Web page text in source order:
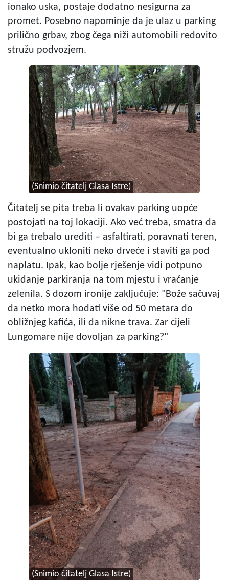
ionako uska, postaje dodatno nesigurna za
promet. Posebno napominje da je ulaz u parking
prilično grbav, zbog čega niži automobili redovito
stružu podvozjem.
(Snimio čitatelj Glasa Istre)
Čitatelj se pita treba li ovakav parking uopće
postojati na toj lokaciji. Ako već treba, smatra da
bi ga trebalo urediti – asfaltirati, poravnati teren,
eventualno ukloniti neko drveće i staviti ga pod
naplatu. Ipak, kao bolje rješenje vidi potpuno
ukidanje parkiranja na tom mjestu i vraćanje
zelenila. S dozom ironije zaključuje: "Bože sačuvaj
da netko mora hodati više od 50 metara do
obližnjeg kafića, ili da nikne trava. Zar cijeli
Lungomare nije dovoljan za parking?"
(Snimio čitatelj Glasa Istre)